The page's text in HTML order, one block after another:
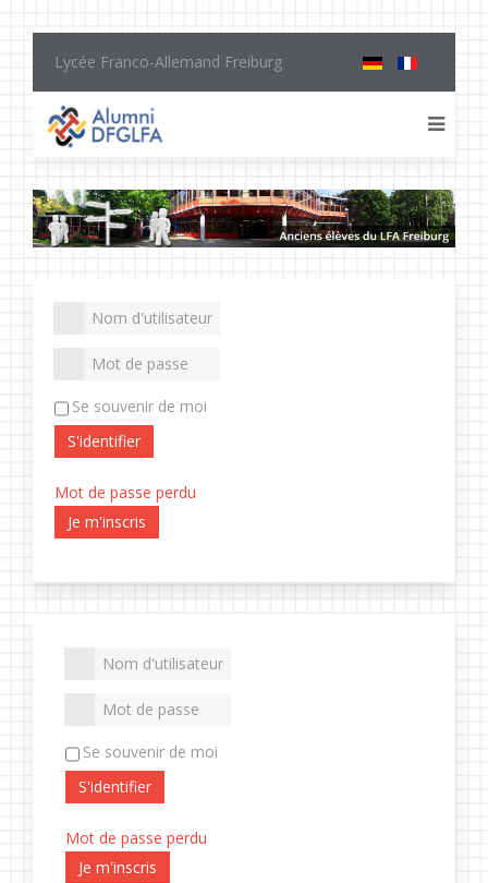
Lycée Franco-Allemand Freiburg
Se souvenir de moi
S'identifier
Mot de passe perdu
Je m'inscris
Se souvenir de moi
S'identifier
Mot de passe perdu
Je m'inscris